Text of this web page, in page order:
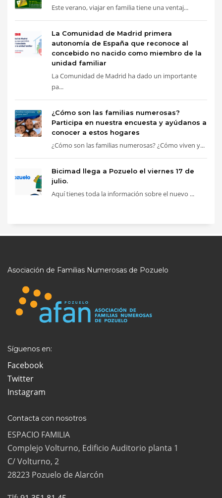
Este verano, viajar en familia tiene una ventaj...
La Comunidad de Madrid primera
autonomía de España que reconoce al
concebido no nacido como miembro de la
unidad familiar
La Comunidad de Madrid ha dado un importante
pa...
¿Cómo son las familias numerosas?
Participa en nuestra encuesta y ayúdanos a
conocer a estos hogares
¿Cómo son las familias numerosas? ¿Cómo viven y...
Bicimad llega a Pozuelo el viernes 17 de
julio.
Aquí tienes toda la información sobre el nuevo ...
Asociación de Familias Numerosas de Pozuelo
Síguenos en:
Facebook
Twitter
Instagram
Contacta con nosotros
ESPACIO FAMILIA
Complejo Volturno, Edificio Auditorio planta 1
C/ Volturno, 2
28223 Pozuelo de Alarcón